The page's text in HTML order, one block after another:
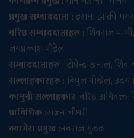
प्रमुख सम्बाददाता: इराधा झाक्री मगर
वरिष्ठ सम्बाददाताहरु: शिवराज
जयप्रकाश पौडेल
सम्बाददाताहरु: टोपेन्द्र खनाल, शिव
सल्लाहकारहरु: बिपुल पोख्रेल, उदय
कानुनी सल्लाहकार: वरिष्ठ
प्राविधिक :राजन चौधरी
क्यामेरा प्रमुख :नवराज गुरुङ